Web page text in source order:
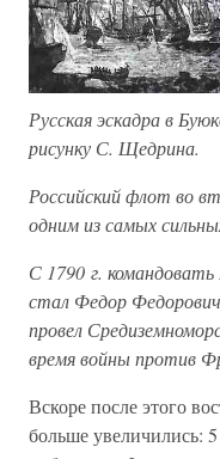
Русская эскадра в
рисунку С. Щедрина.
Российский флот во
одним из самых
С 1790 г.
стал Федор
провел
время войны против
Вскоре после этого
больше увеличились: